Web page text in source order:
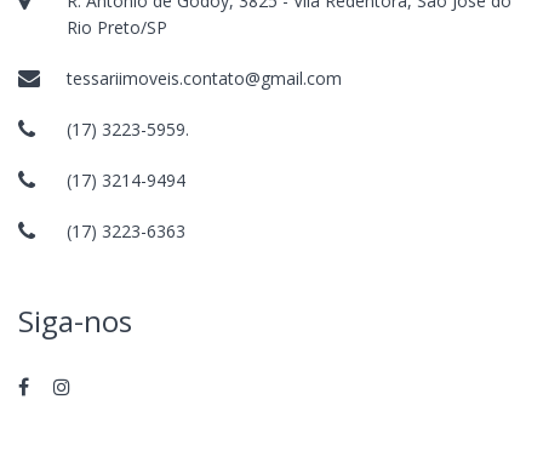
Rio Preto/SP
tessariimoveis.contato@gmail.com
(17) 3223-5959.
(17) 3214-9494
(17) 3223-6363
Siga-nos